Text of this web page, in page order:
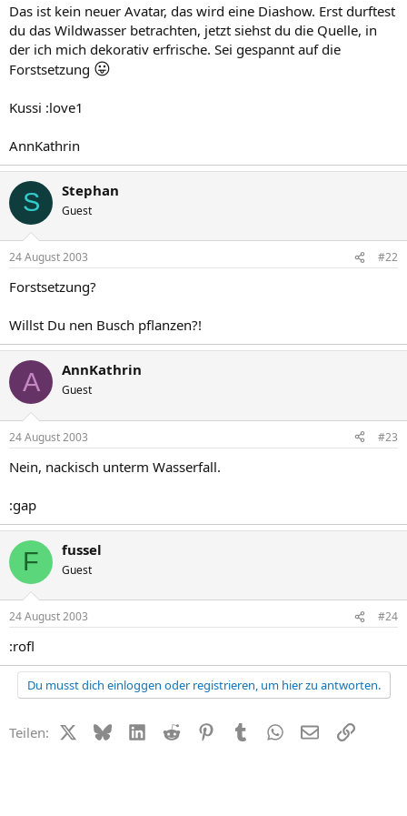
Das ist kein neuer Avatar, das wird eine Diashow. Erst durftest
du das Wildwasser betrachten, jetzt siehst du die Quelle, in
der ich mich dekorativ erfrische. Sei gespannt auf die
Forstsetzung 😛
Kussi :love1
AnnKathrin
S Stephan
Guest
24 August 2003 #22
Forstsetzung?
Willst Du nen Busch pflanzen?!
A AnnKathrin
Guest
24 August 2003 #23
Nein, nackisch unterm Wasserfall.
:gap
F fussel
Guest
24 August 2003 #24
:rofl
Du musst dich einloggen oder registrieren, um hier zu antworten.
Teilen: X (Twitter)
BlueskyLinkedIn
Reddit PinterestTumblr WhatsApp
E-MailLink